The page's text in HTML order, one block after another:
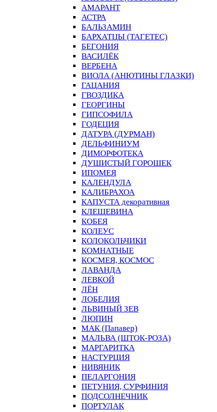
АМАРАНТ
АСТРА
БАЛЬЗАМИН
БАРХАТЦЫ (ТАГЕТЕС)
БЕГОНИЯ
ВАСИЛЁК
ВЕРБЕНА
ВИОЛА (АНЮТИНЫ ГЛАЗКИ)
ГАЦАНИЯ
ГВОЗДИКА
ГЕОРГИНЫ
ГИПСОФИЛА
ГОДЕЦИЯ
ДАТУРА (ДУРМАН)
ДЕЛЬФИНИУМ
ДИМОРФОТЕКА
ДУШИСТЫЙ ГОРОШЕК
ИПОМЕЯ
КАЛЕНДУЛА
КАЛИБРАХОА
КАПУСТА декоративная
КЛЕЩЕВИНА
КОБЕЯ
КОЛЕУС
КОЛОКОЛЬЧИКИ
КОМНАТНЫЕ
КОСМЕЯ, КОСМОС
ЛАВАНДА
ЛЕВКОЙ
ЛЁН
ЛОБЕЛИЯ
ЛЬВИНЫЙ ЗЕВ
ЛЮПИН
МАК (Папавер)
МАЛЬВА (ШТОК-РОЗА)
МАРГАРИТКА
НАСТУРЦИЯ
НИВЯНИК
ПЕЛАРГОНИЯ
ПЕТУНИЯ, СУРФИНИЯ
ПОДСОЛНЕЧНИК
ПОРТУЛАК